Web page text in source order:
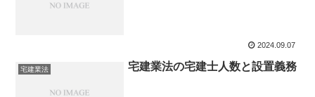
2024.09.07
宅建業法 宅建業法の宅建士人数と設置義務